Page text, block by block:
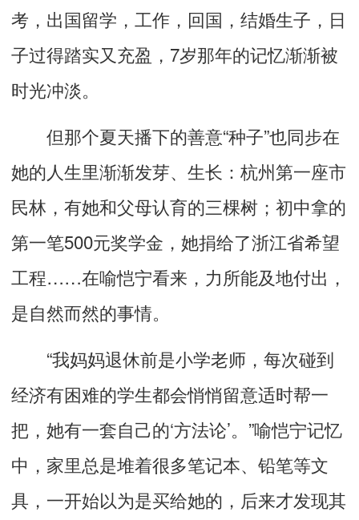
考，出国留学，工作，回国，结婚生子，日
子过得踏实又充盈，7岁那年的记忆渐渐被
时光冲淡。
但那个夏天播下的善意“种子”也同步在
她的人生里渐渐发芽、生长：杭州第一座市
民林，有她和父母认育的三棵树；初中拿的
第一笔500元奖学金，她捐给了浙江省希望
工程……在喻恺宁看来，力所能及地付出，
是自然而然的事情。
“我妈妈退休前是小学老师，每次碰到
经济有困难的学生都会悄悄留意适时帮一
把，她有一套自己的‘方法论’。”喻恺宁记忆
中，家里总是堆着很多笔记本、铅笔等文
具，一开始以为是买给她的，后来才发现其